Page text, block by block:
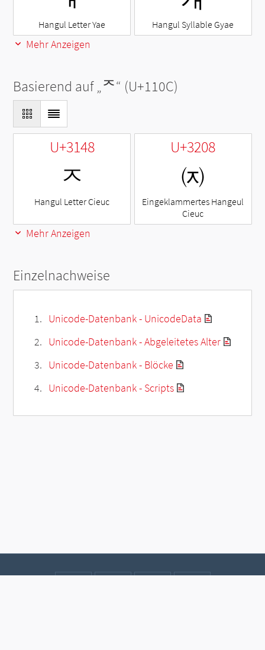
Hangul Letter Yae Hangul Syllable Gyae
Mehr Anzeigen
Basierend auf „ᄌ“ (U+110C)
U+3148
ㅈ
Hangul Letter Cieuc
U+3208
㈈
Eingeklammertes Hangeul
Cieuc
Mehr Anzeigen
Einzelnachweise
Unicode-Datenbank - UnicodeData
Unicode-Datenbank - Abgeleitetes Alter
Unicode-Datenbank - Blöcke
Unicode-Datenbank - Scripts